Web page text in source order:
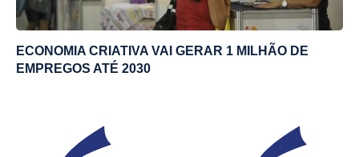
ECONOMIA CRIATIVA VAI GERAR 1 MILHÃO DE
EMPREGOS ATÉ 2030